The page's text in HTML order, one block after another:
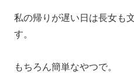
私の帰りが遅い日は長女も
す。
もちろん簡単なやつで。